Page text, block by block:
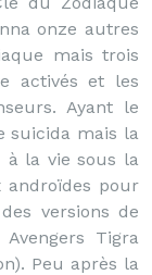
onze autres
mais trois
activés et les
Ayant le
suicida mais la
à la vie sous la
androïdes pour
versions de
Tigra
Peu après la